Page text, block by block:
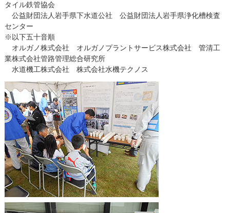
タイル鉄管協会
公益財団法人岩手県下水道公社 公益財団法人岩手県浄化槽検査
センター
※以下五十音順
オルガノ株式会社 オルガノプラントサービス株式会社 管清工
業株式会社管路管理総合研究所
水道機工株式会社 株式会社水機テクノス